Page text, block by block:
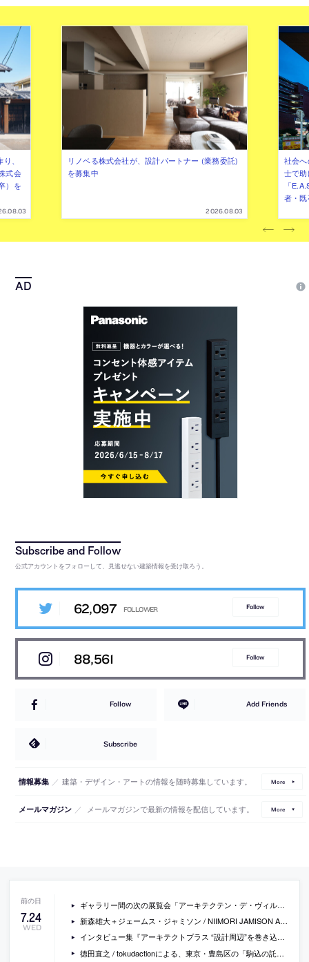
、
式会
）を
リノベる株式会社が、設計パートナー (業務委託)
を募集中
2026.08.03
社会
士で
「
者・
公式アカウントをフォローして、見逃せない建築情報を受け取ろう。
62,097 Follow
88,561 Follow
Follow Add Friends
Subscribe
情報募集 ／ 建築・デザイン・アートの情報を随時募集しています。 More
メールマガジン ／ メールマガジンで最新の情報を配信しています。 More
7.24
WED
ギャラリー間の次の展覧会「アーキテクテン・デ・ヴィルダー・ヴィンク・タユー展」の概要
新森雄大＋ジェームス・ジャミソン / NIIMORI JAMISON ARCHITECTSと米田匡志 / 米田建築アトリエによる、大阪のヘアサロン「qol」
インタビュー集『アーキテクトプラス “設計周辺”を巻き込む』のプレビュー（３）、蘆田暢人（蘆田暢人建築設計事務所）と落合正行（日本大学理工学部まちづくり工学科 落合研究室）
徳田直之 / tokudactionによる、東京・豊島区の「駒込の託児所」